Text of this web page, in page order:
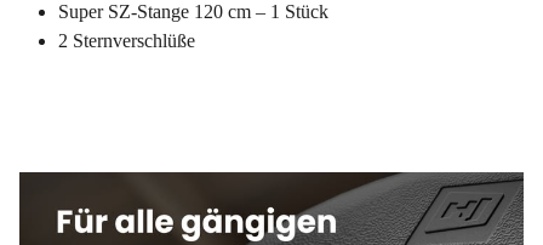
Super SZ-Stange 120 cm – 1 Stück
2 Sternverschlüße